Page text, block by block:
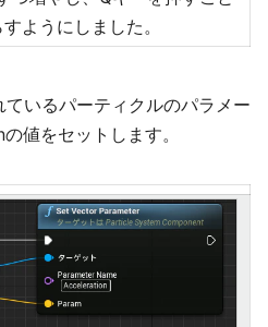
ようにしました。
いるパーティクルのパラメー
値をセットします。